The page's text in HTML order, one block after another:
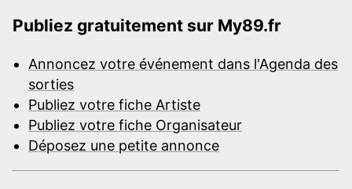
Publiez gratuitement sur My89.fr
Annoncez votre événement dans l'Agenda des
sorties
Publiez votre fiche Artiste
Publiez votre fiche Organisateur
Déposez une petite annonce